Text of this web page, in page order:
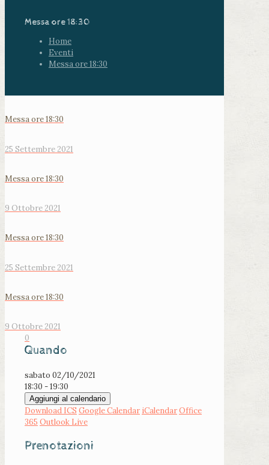
Messa ore 18:30
Home
Eventi
Messa ore 18:30
Messa ore 18:30
25 Settembre 2021
Messa ore 18:30
9 Ottobre 2021
Messa ore 18:30
25 Settembre 2021
Messa ore 18:30
9 Ottobre 2021
0
Quando
sabato 02/10/2021
18:30 - 19:30
Aggiungi al calendario
Download ICS Google Calendar iCalendarOffice
365 Outlook Live
Prenotazioni